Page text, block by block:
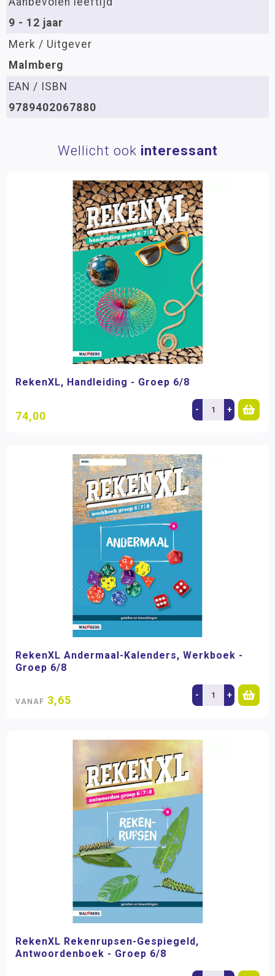
9 - 12 jaar
Merk / Uitgever
Malmberg
EAN / ISBN
9789402067880
Wellicht ook interessant
RekenXL, Handleiding - Groep 6/8
74,00 - +
RekenXL Andermaal-Kalenders, Werkboek -
Groep 6/8
VANAF 3,65 - +
RekenXL Rekenrupsen-Gespiegeld,
Antwoordenboek - Groep 6/8